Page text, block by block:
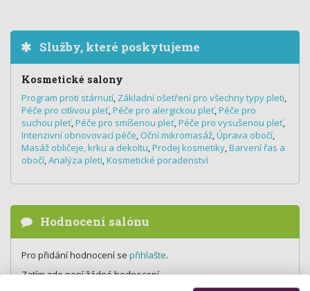
Služby, které poskytujeme
Kosmetické salony
Program proti stárnutí, Základní ošetření pro všechny typy pleti,
Péče pro citlivou pleť,Péče pro alergickou pleť,Péče pro
suchou pleť,Péče pro smíšenou pleť,Péče pro vysušenou pleť,
Intenzivní obnovovací péče, Oční mikromasáž,Úprava obočí,
Masáž obličeje, krku a dekoltu,Prodej kosmetiky,Barvení řas a
obočí,Analýza pleti,Kosmetické poradenství
Hodnocení salónu
Pro přidání hodnocení se přihlašte.
Zatím zde není žádné hodnocení.